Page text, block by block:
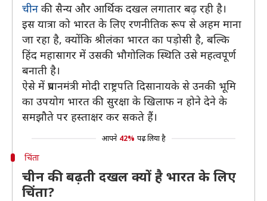
चीन की सैन्य और आर्थिक दखल लगातार बढ़ रही है।
इस यात्रा को भारत के लिए रणनीतिक रूप से अहम माना
जा रहा है, क्योंकि श्रीलंका भारत का पड़ोसी है, बल्कि
हिंद महासागर में उसकी भौगोलिक स्थिति उसे महत्वपूर्ण
बनाती है।
ऐसे में प्रधानमंत्री मोदी राष्ट्रपति दिसानायके से उनकी भूमि
का उपयोग भारत की सुरक्षा के खिलाफ न होने देने के
समझौते पर हस्ताक्षर कर सकते हैं।
आपने 42% पढ़ लिया है
चिंता
चीन की बढ़ती दखल क्यों है भारत के लिए
चिंता?